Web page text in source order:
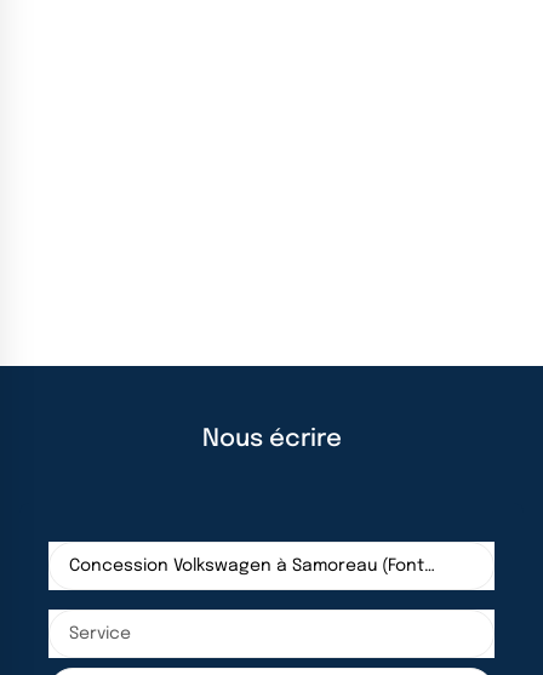
Nous écrire
Concession Volkswagen à Samoreau (Fontainebleau)
Service